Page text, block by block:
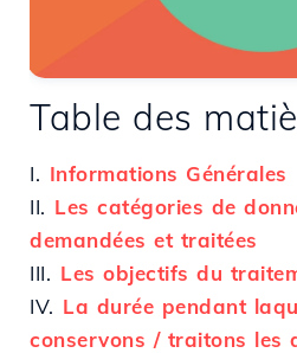
Table des
I. Informations Générales
II. Les catégories de
demandées et traitées
III. Les objectifs du
IV. La durée pendant
conservons / traitons les